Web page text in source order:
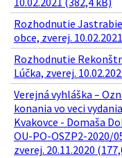
Rozhodnutie
obce, zverej.
Rozhodnutie
Lúčka, zverej.
Verejná vyhláška –
konania vo veci
Kvakovce - Domaša
OU-PO-OSZP2-2020/
zverej. 20.11.2020